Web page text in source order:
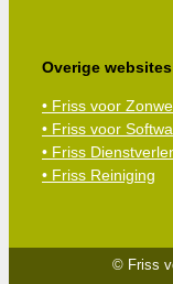
Overige websites
• Friss voor
• Friss voor
• Friss
• Friss Reiniging
© Friss